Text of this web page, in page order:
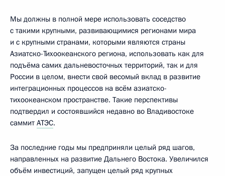
Мы должны в полной мере использовать соседство
с такими крупными, развивающимися регионами мира
и с крупными странами, которыми являются страны
Азиатско-Тихоокеанского региона, использовать как для
подъёма самих дальневосточных территорий, так и для
России в целом, внести свой весомый вклад в развитие
интеграционных процессов на всём азиатско-
тихоокеанском пространстве. Такие перспективы
подтвердил и состоявшийся недавно во Владивостоке
саммит АТЭС.
За последние годы мы предприняли целый ряд шагов,
направленных на развитие Дальнего Востока. Увеличился
объём инвестиций, запущен целый ряд крупных